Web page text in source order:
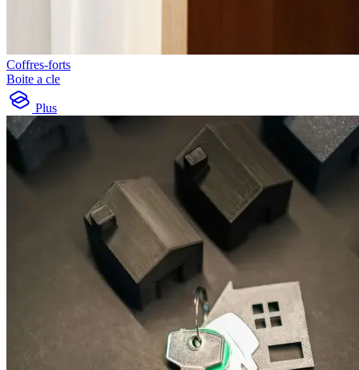
Coffres-forts
Boite a cle
Plus